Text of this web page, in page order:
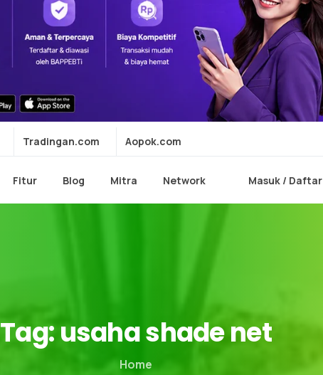
Tradingan.com Aopok.com
Fitur Blog Mitra Network Masuk / Daftar
Tag:usahashadenet
Home